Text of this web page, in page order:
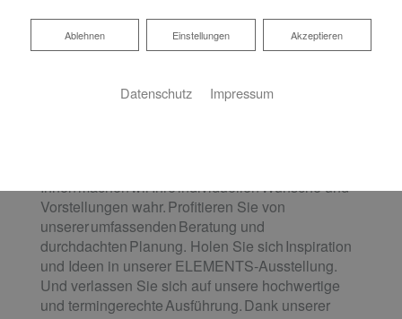
Das Bad Ihrer Träume. Wir machen es
wahr.
Wie stellen Sie sich Ihr neues Bad
vor? Eine luxuriöse Wellness-Oase, ein
Ihnen machen wir Ihre individuellen Wünsche und
Vorstellungen wahr. Profitieren Sie von
unserer umfassenden Beratung und
durchdachten Planung. Holen Sie sich Inspiration
und Ideen in unserer ELEMENTS-Ausstellung.
Und verlassen Sie sich auf unsere hochwertige
und termingerechte Ausführung. Dank unserer
Akzeptieren
Einstellungen
Ablehnen
Ablehnen
Datenschutz Impressum